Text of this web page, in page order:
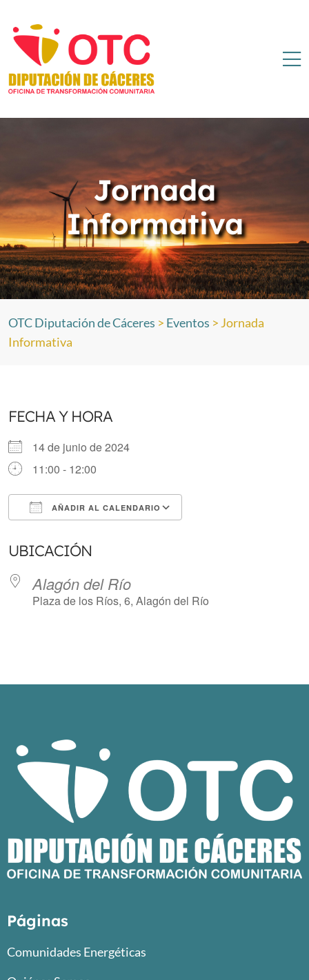
Jornada
Informativa
OTC Diputación de Cáceres > Eventos > Jornada
Informativa
FECHA Y HORA
14 de junio de 2024
11:00 - 12:00
AÑADIR AL CALENDARIO
UBICACIÓN
Alagón del Río
Plaza de los Ríos, 6, Alagón del Río
Páginas
Comunidades Energéticas